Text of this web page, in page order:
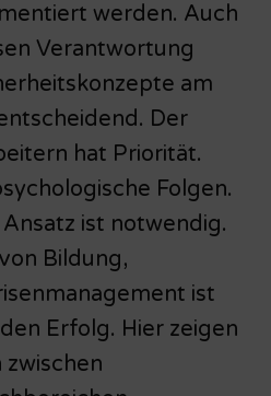
werden. Auch
Verantwortung
am
Der
hat Priorität.
Folgen.
ist notwendig.
Bildung,
ist
Erfolg. Hier zeigen
zwischen